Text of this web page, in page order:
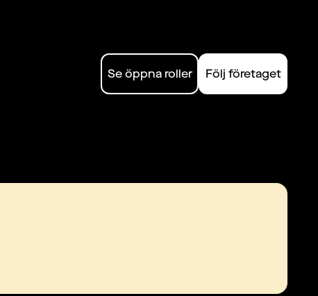
Se öppna roller Följ företaget